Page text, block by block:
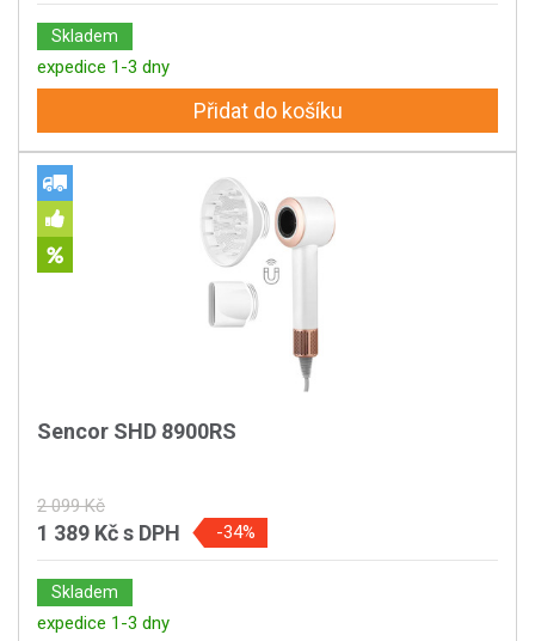
Skladem
expedice 1-3 dny
Přidat do košíku
Sencor SHD 8900RS
2 099 Kč
1 389 Kčs DPH -34%
Skladem
expedice 1-3 dny